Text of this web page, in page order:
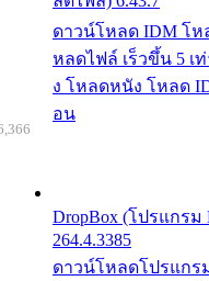
ดาวน์โหลด IDM โหล
หลดไฟล์ เร็วขึ้น 5 เ
ง โหลดหนัง โหลด
อน
DropBox (โปรแกรม
264.4.3385
ดาวน์โหลดโปรแกร